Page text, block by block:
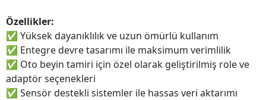
Özellikler:
✅ Yüksek dayanıklılık ve uzun ömürlü kullanım
✅ Entegre devre tasarımı ile maksimum verimlilik
✅ Oto beyin tamiri için özel olarak geliştirilmiş role ve
adaptör seçenekleri
✅ Sensör destekli sistemler ile hassas veri aktarımı